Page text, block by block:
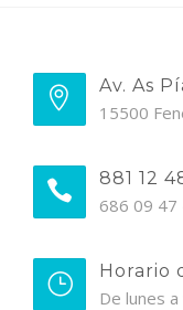
Av. As
15500
881 12
686 09 47
Horario
De lunes